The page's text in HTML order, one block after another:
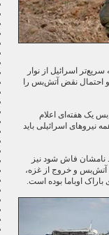
اسرائیل از نوار
احتمال نقض آتش‌بس را
یک هفته‌ای اعلام
نیروهای اسرائیلی باید
نامشان فاش شود نیز
آتش‌بس و خروج از غزه،
اوباما بوده است.